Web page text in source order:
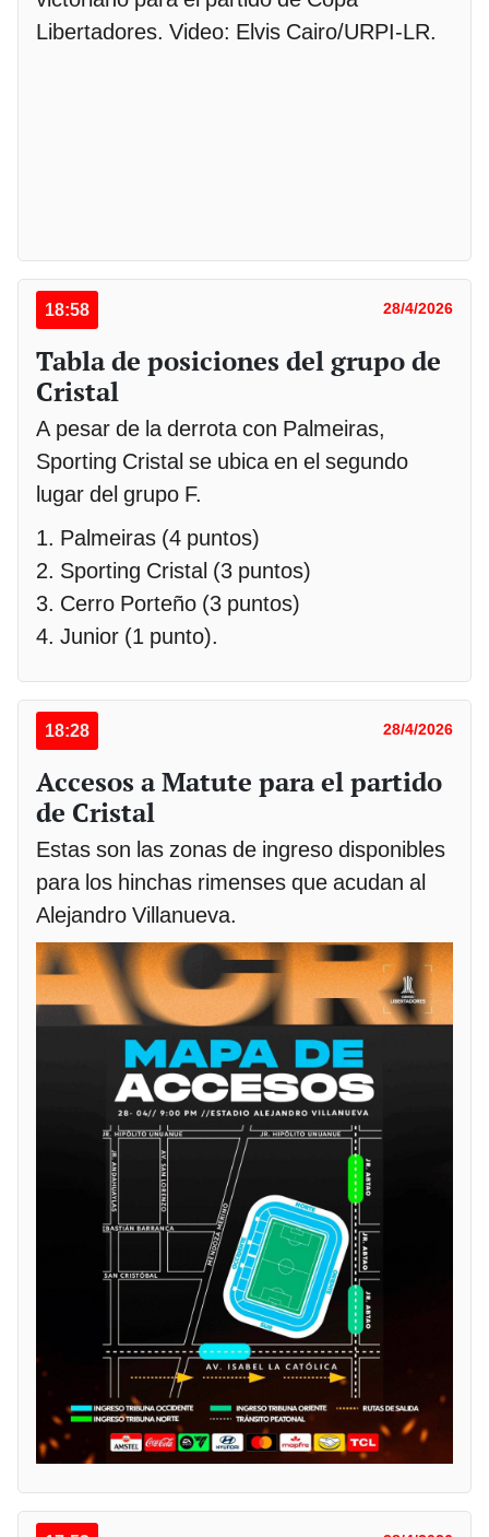
Libertadores. Video: Elvis Cairo/URPI-LR.
18:58 28/4/2026
Tabla de posiciones del grupo de
Cristal
A pesar de la derrota con Palmeiras,
Sporting Cristal se ubica en el segundo
lugar del grupo F.
1. Palmeiras (4 puntos)
2. Sporting Cristal (3 puntos)
3. Cerro Porteño (3 puntos)
4. Junior (1 punto).
18:28 28/4/2026
Accesos a Matute para el partido
de Cristal
Estas son las zonas de ingreso disponibles
para los hinchas rimenses que acudan al
Alejandro Villanueva.